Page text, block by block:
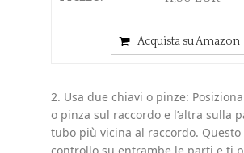
Acquista su Amazon
2. Usa due chiavi o pinze:
o pinza sul raccordo e l’altra sulla
tubo più vicina al raccordo.